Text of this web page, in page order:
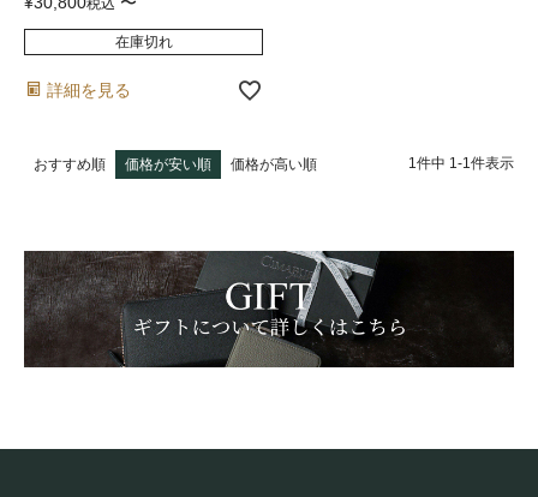
在庫切れ
詳細を見る
おすすめ順 価格が安い順 価格が高い順 1件中 1-1件表示